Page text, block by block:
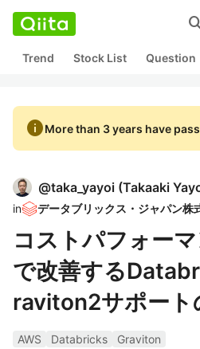
Trend Stock List Question
infoMore than 3 years have
@taka_yayoi (Takaaki
in
コストパフォー
で改善する
raviton2サポート
AWS Databricks
Graviton